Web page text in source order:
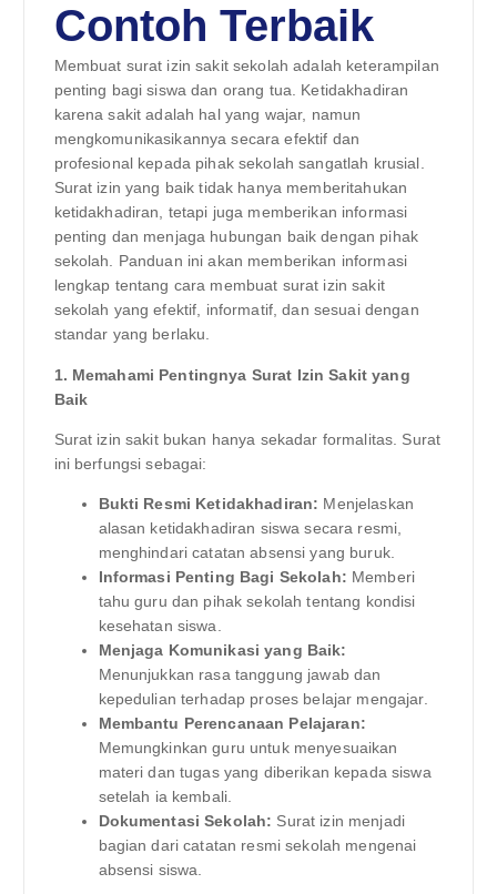
Contoh Terbaik
Membuat surat izin sakit sekolah adalah keterampilan
penting bagi siswa dan orang tua. Ketidakhadiran
karena sakit adalah hal yang wajar, namun
mengkomunikasikannya secara efektif dan
profesional kepada pihak sekolah sangatlah krusial.
Surat izin yang baik tidak hanya memberitahukan
ketidakhadiran, tetapi juga memberikan informasi
penting dan menjaga hubungan baik dengan pihak
sekolah. Panduan ini akan memberikan informasi
lengkap tentang cara membuat surat izin sakit
sekolah yang efektif, informatif, dan sesuai dengan
standar yang berlaku.
1. Memahami Pentingnya Surat Izin Sakit yang
Baik
Surat izin sakit bukan hanya sekadar formalitas. Surat
ini berfungsi sebagai:
Bukti Resmi Ketidakhadiran: Menjelaskan
alasan ketidakhadiran siswa secara resmi,
menghindari catatan absensi yang buruk.
Informasi Penting Bagi Sekolah: Memberi
tahu guru dan pihak sekolah tentang kondisi
kesehatan siswa.
Menjaga Komunikasi yang Baik:
Menunjukkan rasa tanggung jawab dan
kepedulian terhadap proses belajar mengajar.
Membantu Perencanaan Pelajaran:
Memungkinkan guru untuk menyesuaikan
materi dan tugas yang diberikan kepada siswa
setelah ia kembali.
Dokumentasi Sekolah: Surat izin menjadi
bagian dari catatan resmi sekolah mengenai
absensi siswa.